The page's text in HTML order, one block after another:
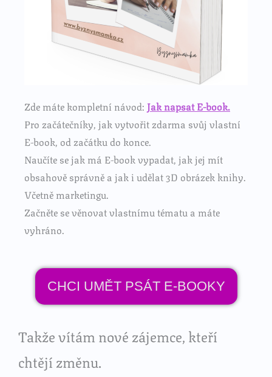
Zde máte kompletní návod: Jak napsat E-book.
Pro začátečníky, jak vytvořit zdarma svůj vlastní
E-book, od začátku do konce.
Naučíte se jak má E-book vypadat, jak jej mít
obsahově správně a jak i udělat 3D obrázek knihy.
Včetně marketingu.
Začněte se věnovat vlastnímu tématu a máte
vyhráno.
CHCI UMĚT PSÁT E-BOOKY
Takže vítám nové zájemce, kteří
chtějí změnu.